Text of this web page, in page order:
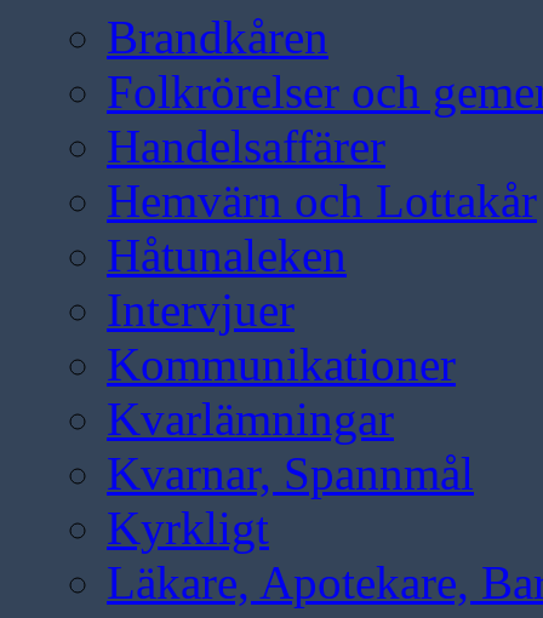
Brandkåren
Folkrörelser och
Handelsaffärer
Hemvärn och Lottakår
Håtunaleken
Intervjuer
Kommunikationer
Kvarlämningar
Kvarnar, Spannmål
Kyrkligt
Läkare, Apotekare,